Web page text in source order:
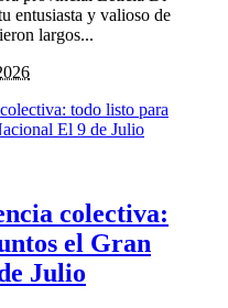
entusiasta y valioso de
largos...
colectiva:
el Gran
Julio